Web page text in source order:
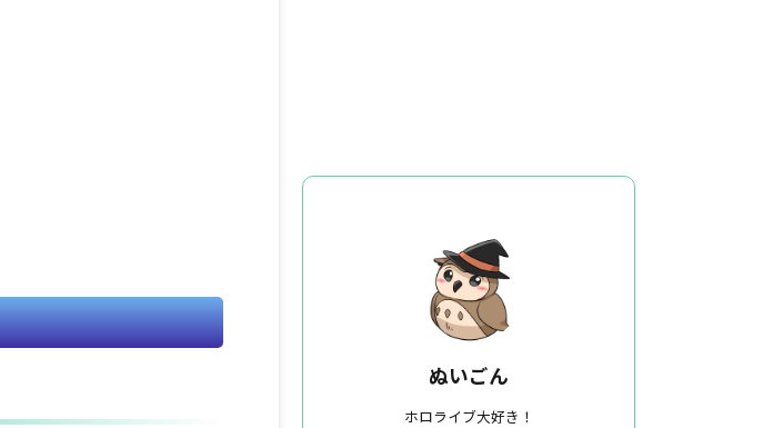
ぬいごん
ホロライブ大好き！